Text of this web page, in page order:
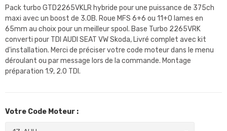
Pack turbo GTD2265VKLR hybride pour une puissance de 375ch
maxi avec un boost de 3.0B. Roue MFS 6+6 ou 11+0 lames en
65mm au choix pour un meilleur spool. Base Turbo 2265VRK
converti pour TDI AUDI SEAT VW Skoda, Livré complet avec kit
d'installation. Merci de préciser votre code moteur dans le menu
déroulant ou par message lors de la commande. Montage
préparation 1.9, 2.0 TDI.
Votre Code Moteur :